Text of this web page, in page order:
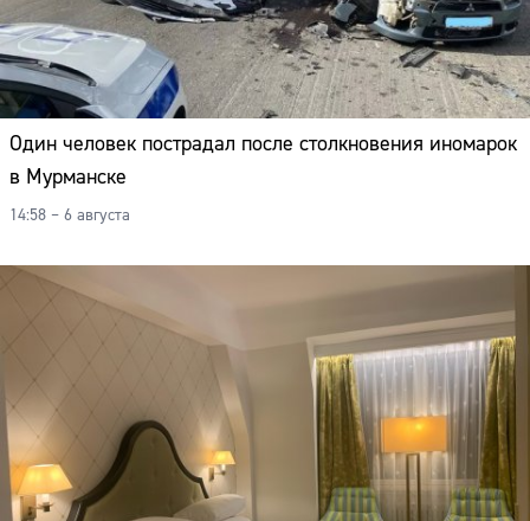
Один человек пострадал после столкновения иномарок
в Мурманске
14:58 – 6 августа
Адрес:
Телефон: